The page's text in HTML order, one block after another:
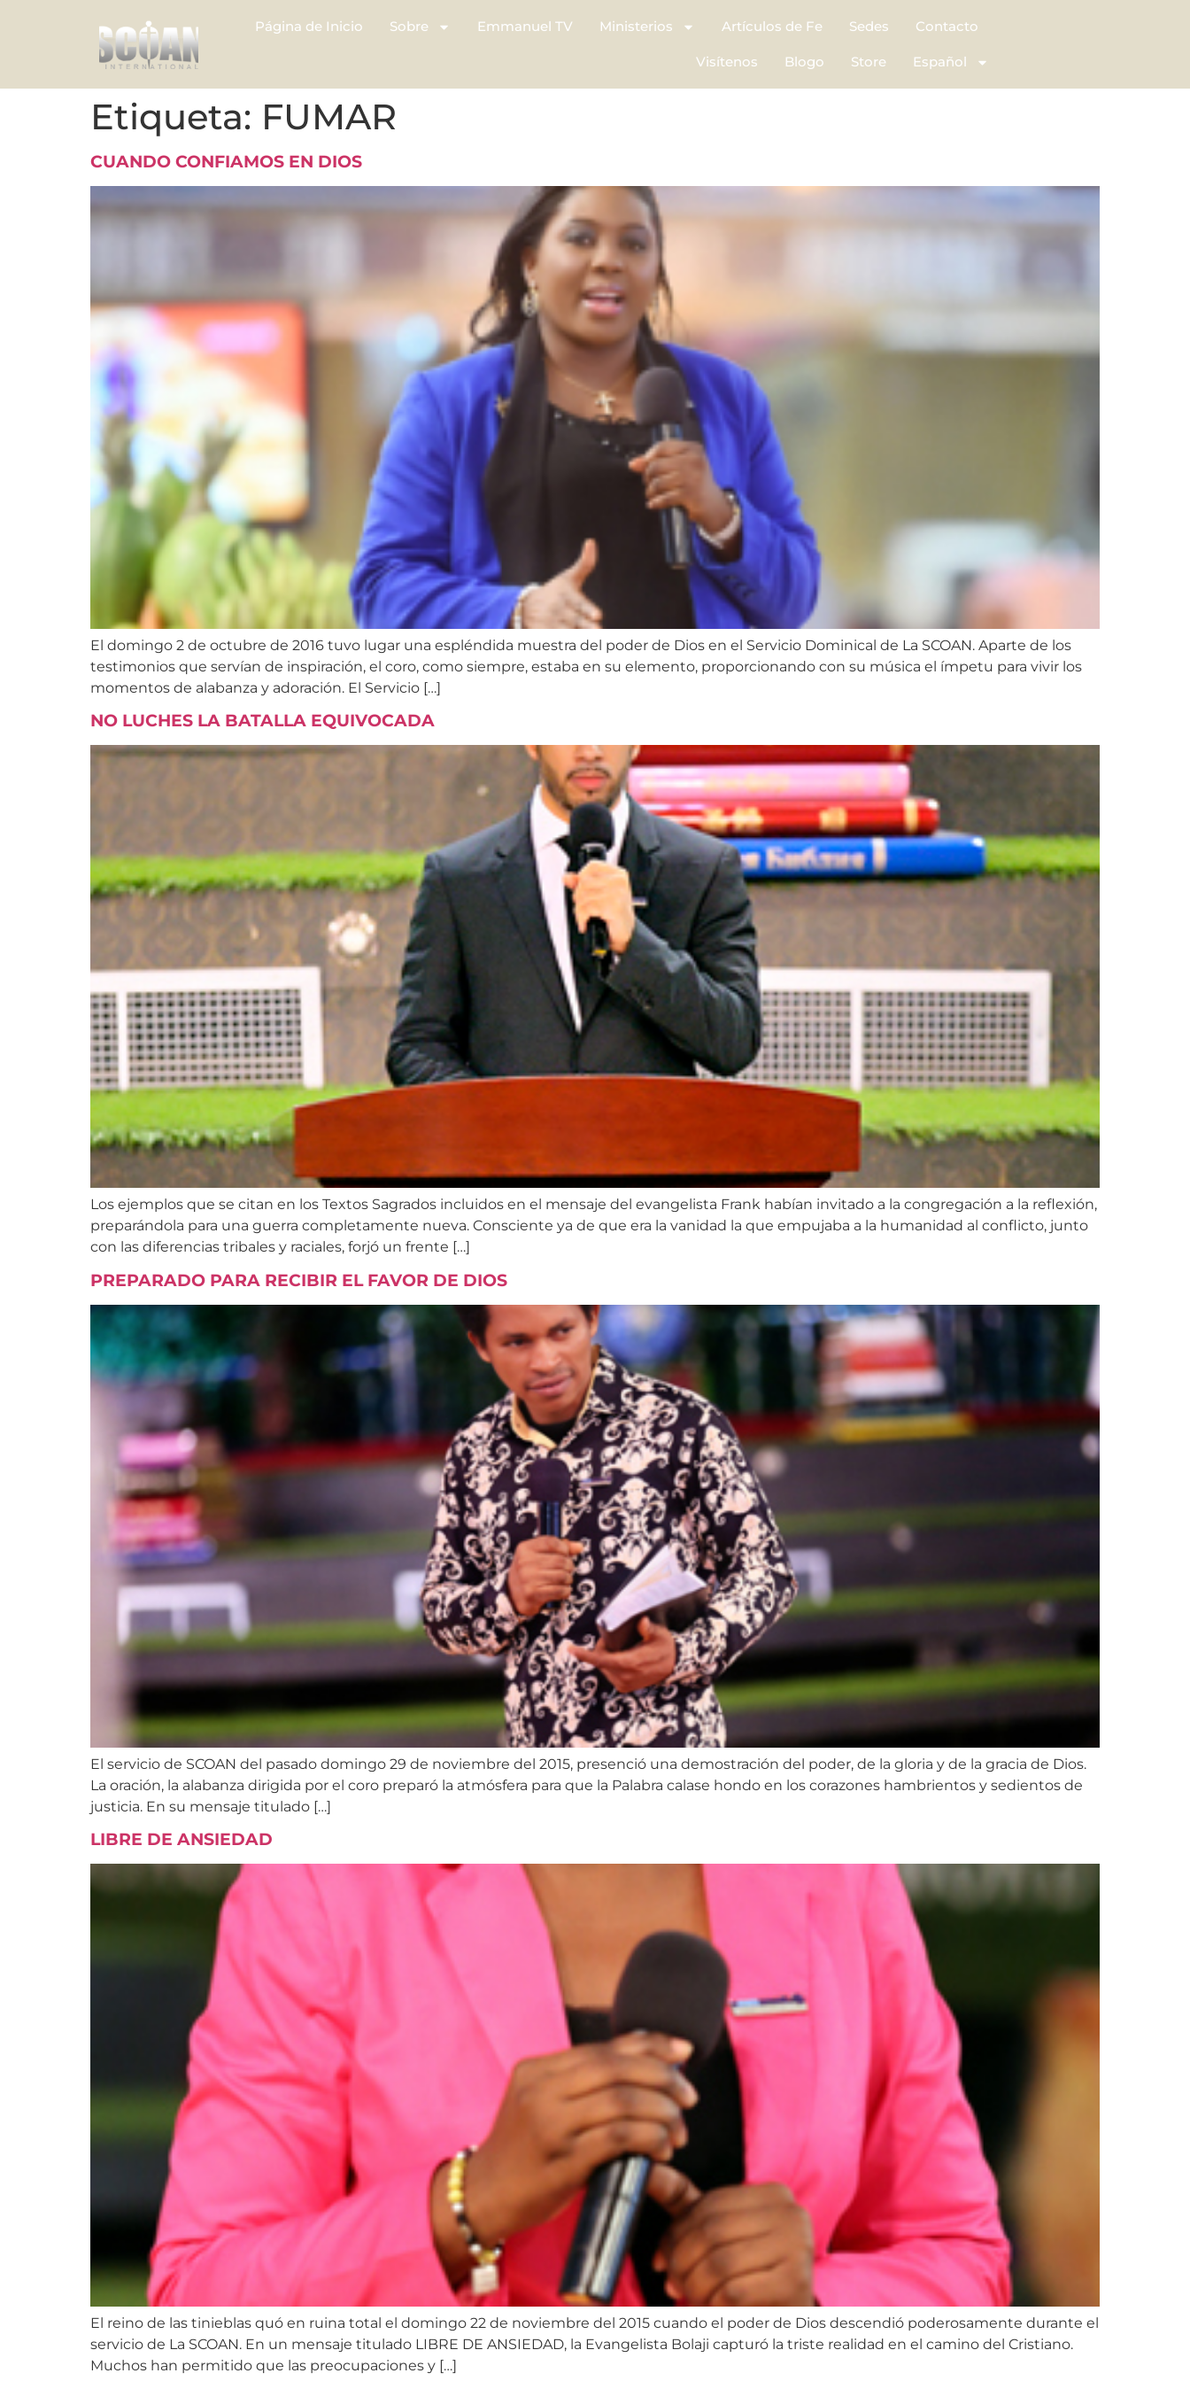
Página de Inicio Sobre Emmanuel TV Ministerios Artículos de Fe Sedes Contacto
Visítenos Blogo Store Español
Etiqueta: FUMAR
CUANDO CONFIAMOS EN DIOS
El domingo 2 de octubre de 2016 tuvo lugar una espléndida muestra del poder de Dios en el Servicio Dominical de La SCOAN. Aparte de los
testimonios que servían de inspiración, el coro, como siempre, estaba en su elemento, proporcionando con su música el ímpetu para vivir los
momentos de alabanza y adoración. El Servicio […]
NO LUCHES LA BATALLA EQUIVOCADA
Los ejemplos que se citan en los Textos Sagrados incluidos en el mensaje del evangelista Frank habían invitado a la congregación a la reflexión,
preparándola para una guerra completamente nueva. Consciente ya de que era la vanidad la que empujaba a la humanidad al conflicto, junto
con las diferencias tribales y raciales, forjó un frente […]
PREPARADO PARA RECIBIR EL FAVOR DE DIOS
El servicio de SCOAN del pasado domingo 29 de noviembre del 2015, presenció una demostración del poder, de la gloria y de la gracia de Dios.
La oración, la alabanza dirigida por el coro preparó la atmósfera para que la Palabra calase hondo en los corazones hambrientos y sedientos de
justicia. En su mensaje titulado […]
LIBRE DE ANSIEDAD
El reino de las tinieblas quó en ruina total el domingo 22 de noviembre del 2015 cuando el poder de Dios descendió poderosamente durante el
servicio de La SCOAN. En un mensaje titulado LIBRE DE ANSIEDAD, la Evangelista Bolaji capturó la triste realidad en el camino del Cristiano.
Muchos han permitido que las preocupaciones y […]